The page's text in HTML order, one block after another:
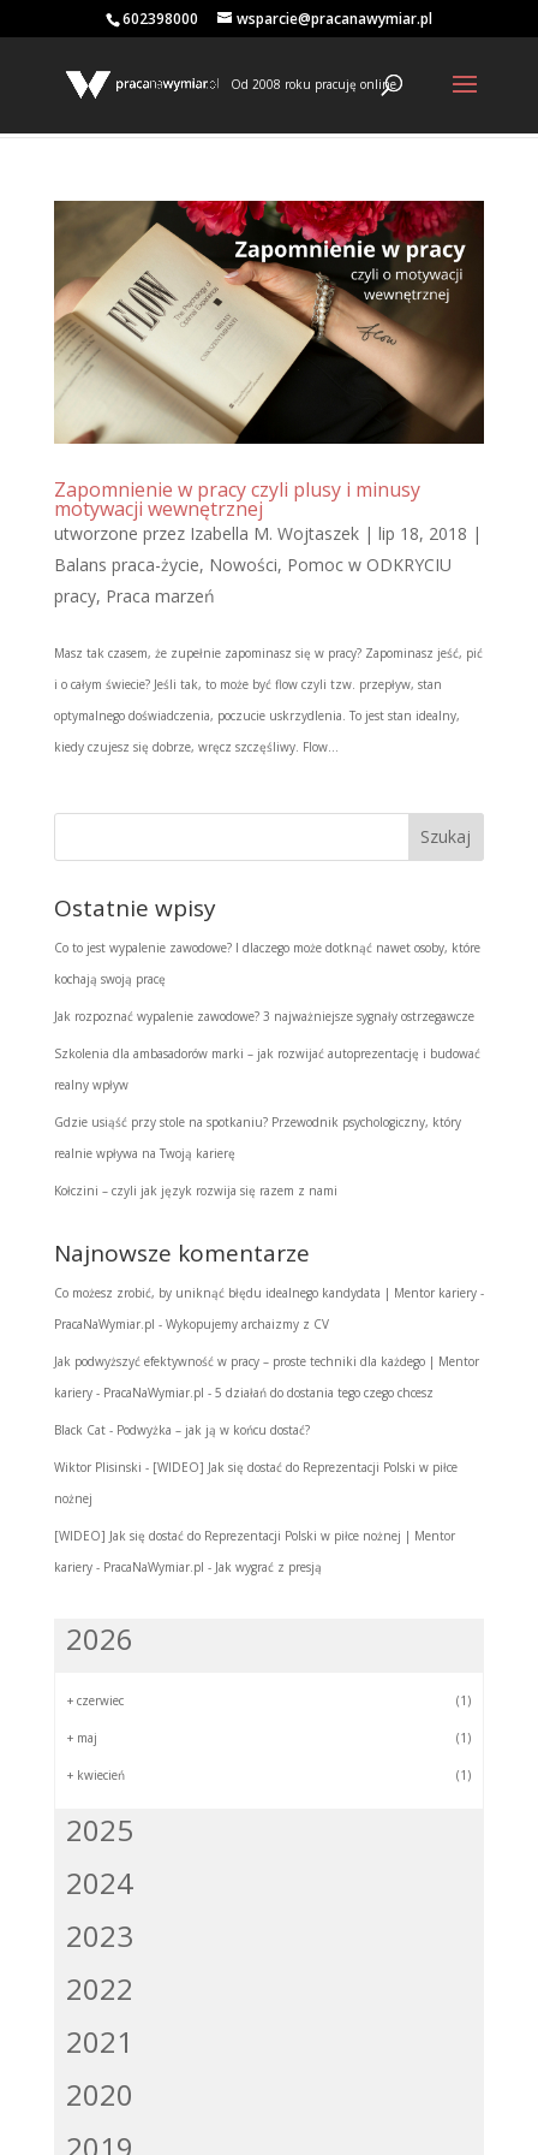
602398000 wsparcie@pracanawymiar.pl
Od 2008 roku pracuję online
Zapomnienie w pracy czyli plusy i minusy
motywacji wewnętrznej
utworzone przez Izabella M. Wojtaszek| lip 18, 2018 |
Balans praca-życie, Nowości, Pomoc w ODKRYCIU
pracy, Praca marzeń
Masz tak czasem, że zupełnie zapominasz się w pracy? Zapominasz jeść, pić
i o całym świecie? Jeśli tak, to może być flow czyli tzw. przepływ, stan
optymalnego doświadczenia, poczucie uskrzydlenia. To jest stan idealny,
kiedy czujesz się dobrze, wręcz szczęśliwy. Flow...
Ostatnie wpisy
Co to jest wypalenie zawodowe? I dlaczego może dotknąć nawet osoby, które
kochają swoją pracę
Jak rozpoznać wypalenie zawodowe? 3 najważniejsze sygnały ostrzegawcze
Szkolenia dla ambasadorów marki – jak rozwijać autoprezentację i budować
realny wpływ
Gdzie usiąść przy stole na spotkaniu? Przewodnik psychologiczny, który
realnie wpływa na Twoją karierę
Kołczini – czyli jak język rozwija się razem z nami
Najnowsze komentarze
Co możesz zrobić, by uniknąć błędu idealnego kandydata | Mentor kariery -
PracaNaWymiar.pl - Wykopujemy archaizmy z CV
Jak podwyższyć efektywność w pracy – proste techniki dla każdego | Mentor
kariery - PracaNaWymiar.pl - 5 działań do dostania tego czego chcesz
Black Cat- Podwyżka – jak ją w końcu dostać?
Wiktor Plisinski - [WIDEO] Jak się dostać do Reprezentacji Polski w piłce
nożnej
[WIDEO] Jak się dostać do Reprezentacji Polski w piłce nożnej | Mentor
kariery - PracaNaWymiar.pl - Jak wygrać z presją
2026
+ czerwiec (1)
+ maj (1)
+ kwiecień (1)
2025
2024
2023
2022
2021
2020
2019